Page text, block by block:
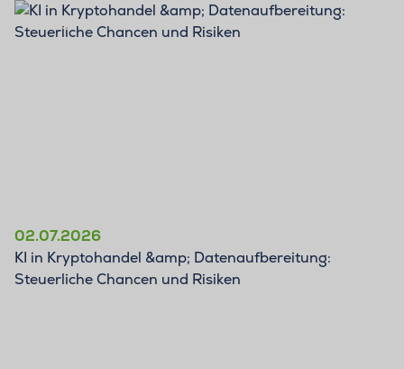
BLOG
02.07.2026
KI in Kryptohandel &amp; Datenaufbereitung:
Steuerliche Chancen und Risiken